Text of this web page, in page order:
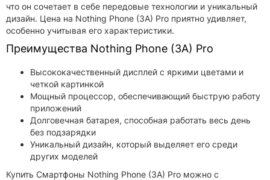
что он сочетает в себе передовые технологии и уникальный
дизайн. Цена на Nothing Phone (3A) Pro приятно удивляет,
особенно учитывая его характеристики.
Преимущества Nothing Phone (3A) Pro
Высококачественный дисплей с яркими цветами и
четкой картинкой
Мощный процессор, обеспечивающий быструю работу
приложений
Долговечная батарея, способная работать весь день
без подзарядки
Уникальный дизайн, который выделяет его среди
других моделей
Купить Смартфоны Nothing Phone (3A) Pro можно с